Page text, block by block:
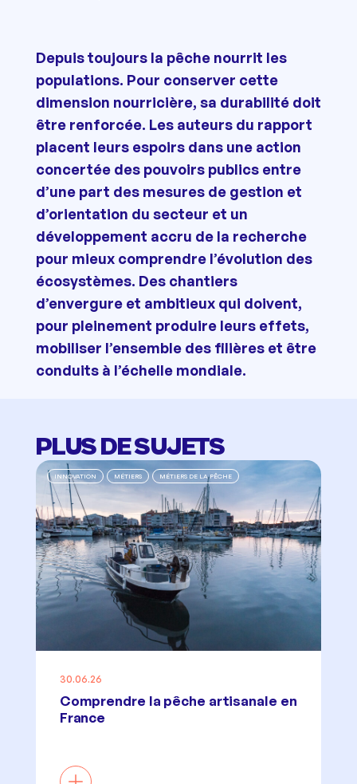
Depuis toujours la pêche nourrit les
populations. Pour conserver cette
dimension nourricière, sa durabilité doit
être renforcée. Les auteurs du rapport
placent leurs espoirs dans une action
concertée des pouvoirs publics entre
d’une part des mesures de gestion et
d’orientation du secteur et un
développement accru de la recherche
pour mieux comprendre l’évolution des
écosystèmes. Des chantiers
d’envergure et ambitieux qui doivent,
pour pleinement produire leurs effets,
mobiliser l’ensemble des filières et être
conduits à l’échelle mondiale.
PLUS DE SUJETS
30.06.26
INNOVATION MÉTIERS MÉTIERS DE LA PÊCHE
Comprendre la pêche artisanale en
France